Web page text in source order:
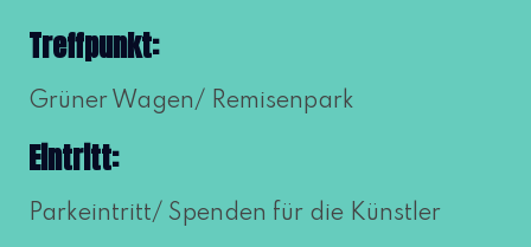
Treffpunkt:
Grüner Wagen/ Remisenpark
Eintritt:
Parkeintritt/ Spenden für die Künstler